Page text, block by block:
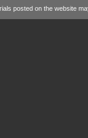
posted on the website